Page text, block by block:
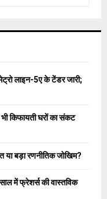
C
लाइन-5ए के टेंडर जारी;
भी किफायती घरों का संकट
या बड़ा रणनीतिक जोखिम?
में फ्रेशर्स की वास्तविक